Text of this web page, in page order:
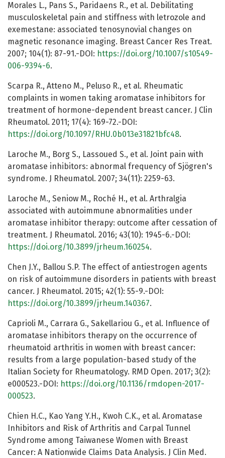
Morales L., Pans S., Paridaens R., et al. Debilitating
musculoskeletal pain and stiffness with letrozole and
exemestane: associated tenosynovial changes on
magnetic resonance imaging. Breast Cancer Res Treat.
2007; 104(1): 87-91.-DOI: https://doi.org/10.1007/s10549-
006-9394-6.
Scarpa R., Atteno M., Peluso R., et al. Rheumatic
complaints in women taking aromatase inhibitors for
treatment of hormone-dependent breast cancer. J Clin
Rheumatol. 2011; 17(4): 169-72.-DOI:
https://doi.org/10.1097/RHU.0b013e31821bfc48.
Laroche M., Borg S., Lassoued S., et al. Joint pain with
aromatase inhibitors: abnormal frequency of Sjögren's
syndrome. J Rheumatol. 2007; 34(11): 2259-63.
Laroche M., Seniow M., Roché H., et al. Arthralgia
associated with autoimmune abnormalities under
aromatase inhibitor therapy: outcome after cessation of
treatment. J Rheumatol. 2016; 43(10): 1945-6.-DOI:
https://doi.org/10.3899/jrheum.160254.
Chen J.Y., Ballou S.P. The effect of antiestrogen agents
on risk of autoimmune disorders in patients with breast
cancer. J Rheumatol. 2015; 42(1): 55-9.-DOI:
https://doi.org/10.3899/jrheum.140367.
Caprioli M., Carrara G., Sakellariou G., et al. Influence of
aromatase inhibitors therapy on the occurrence of
rheumatoid arthritis in women with breast cancer:
results from a large population-based study of the
Italian Society for Rheumatology. RMD Open. 2017; 3(2):
e000523.-DOI: https://doi.org/10.1136/rmdopen-2017-
000523.
Chien H.C., Kao Yang Y.H., Kwoh C.K., et al. Aromatase
Inhibitors and Risk of Arthritis and Carpal Tunnel
Syndrome among Taiwanese Women with Breast
Cancer: A Nationwide Claims Data Analysis. J Clin Med.